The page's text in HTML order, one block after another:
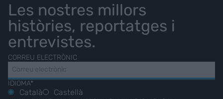
Les nostres millors
històries, reportatges i
entrevistes.
CORREU ELECTRÒNIC
IDIOMA*
Català
Castellà